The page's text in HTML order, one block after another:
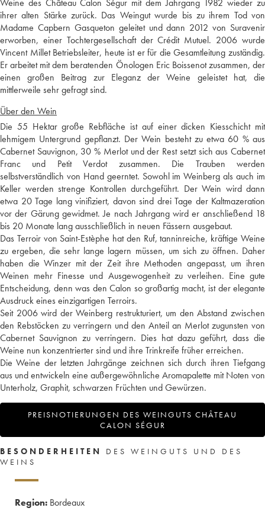
Weine des Château Calon Ségur mit dem Jahrgang 1982 wieder zu
ihrer alten Stärke zurück. Das Weingut wurde bis zu ihrem Tod von
Madame Capbern Gasqueton geleitet und dann 2012 von Suravenir
erworben, einer Tochtergesellschaft der Crédit Mutuel. 2006 wurde
Vincent Millet Betriebsleiter, heute ist er für die Gesamtleitung zuständig.
Er arbeitet mit dem beratenden Önologen Eric Boissenot zusammen, der
einen großen Beitrag zur Eleganz der Weine geleistet hat, die
mittlerweile sehr gefragt sind.
Über den Wein
Die 55 Hektar große Rebfläche ist auf einer dicken Kiesschicht mit
lehmigem Untergrund gepflanzt. Der Wein besteht zu etwa 60 % aus
Cabernet Sauvignon, 30 % Merlot und der Rest setzt sich aus Cabernet
Franc und Petit Verdot zusammen. Die Trauben werden
selbstverständlich von Hand geerntet. Sowohl im Weinberg als auch im
Keller werden strenge Kontrollen durchgeführt. Der Wein wird dann
etwa 20 Tage lang vinifiziert, davon sind drei Tage der Kaltmazeration
vor der Gärung gewidmet. Je nach Jahrgang wird er anschließend 18
bis 20 Monate lang ausschließlich in neuen Fässern ausgebaut.
Das Terroir von Saint-Estèphe hat den Ruf, tanninreiche, kräftige Weine
zu ergeben, die sehr lange lagern müssen, um sich zu öffnen. Daher
haben die Winzer mit der Zeit ihre Methoden angepasst, um ihren
Weinen mehr Finesse und Ausgewogenheit zu verleihen. Eine gute
Entscheidung, denn was den Calon so großartig macht, ist der elegante
Ausdruck eines einzigartigen Terroirs.
Seit 2006 wird der Weinberg restrukturiert, um den Abstand zwischen
den Rebstöcken zu verringern und den Anteil an Merlot zugunsten von
Cabernet Sauvignon zu verringern. Dies hat dazu geführt, dass die
Weine nun konzentrierter sind und ihre Trinkreife früher erreichen.
Die Weine der letzten Jahrgänge zeichnen sich durch ihren Tiefgang
aus und entwickeln eine außergewöhnliche Aromapalette mit Noten von
Unterholz, Graphit, schwarzen Früchten und Gewürzen.
PREISNOTIERUNGEN DES WEINGUTS CHÂTEAU
CALON SÉGUR
BESONDERHEITEN
DES WEINGUTS UND DES
WEINS
Region: Bordeaux